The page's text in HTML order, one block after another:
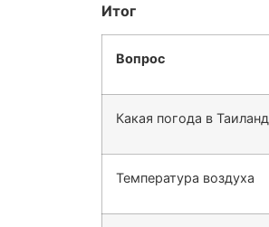
Итог
Вопрос
Какая погода в
Температура воздуха